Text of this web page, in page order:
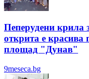
Пеперудени крила
открита е красива
площад "Дунав"
9meseca.bg